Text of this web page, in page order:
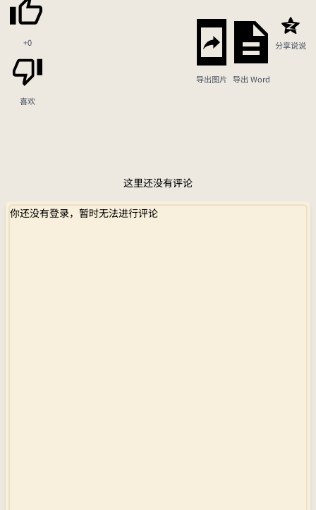
+0
喜欢
导出图片 导出 Word
分享说说
这里还没有评论
你还没有登录，暂时无法进行评论